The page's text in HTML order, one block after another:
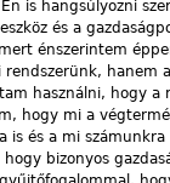
is hangsúlyozni
és a
énszerintem
használni, hogy
hogy mi a
is és a mi
bizonyos